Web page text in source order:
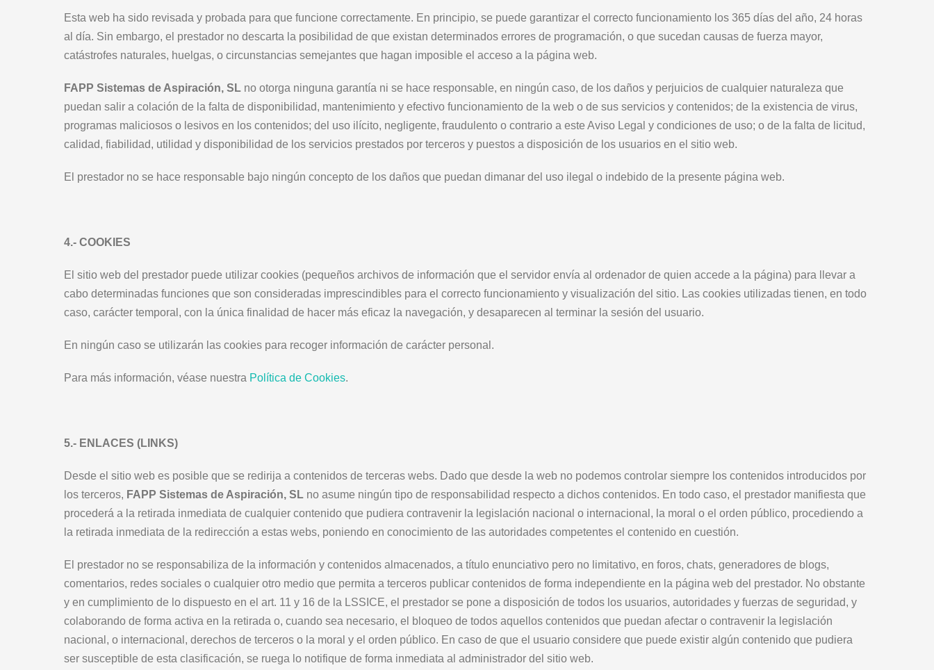
Esta web ha sido revisada y probada para que funcione correctamente. En principio, se puede garantizar el correcto funcionamiento los 365 días del año, 24 horas
al día. Sin embargo, el prestador no descarta la posibilidad de que existan determinados errores de programación, o que sucedan causas de fuerza mayor,
catástrofes naturales, huelgas, o circunstancias semejantes que hagan imposible el acceso a la página web.
FAPP Sistemas de Aspiración, SL no otorga ninguna garantía ni se hace responsable, en ningún caso, de los daños y perjuicios de cualquier naturaleza que
puedan salir a colación de la falta de disponibilidad, mantenimiento y efectivo funcionamiento de la web o de sus servicios y contenidos; de la existencia de virus,
programas maliciosos o lesivos en los contenidos; del uso ilícito, negligente, fraudulento o contrario a este Aviso Legal y condiciones de uso; o de la falta de licitud,
calidad, fiabilidad, utilidad y disponibilidad de los servicios prestados por terceros y puestos a disposición de los usuarios en el sitio web.
El prestador no se hace responsable bajo ningún concepto de los daños que puedan dimanar del uso ilegal o indebido de la presente página web.
4.- COOKIES
El sitio web del prestador puede utilizar cookies (pequeños archivos de información que el servidor envía al ordenador de quien accede a la página) para llevar a
cabo determinadas funciones que son consideradas imprescindibles para el correcto funcionamiento y visualización del sitio. Las cookies utilizadas tienen, en todo
caso, carácter temporal, con la única finalidad de hacer más eficaz la navegación, y desaparecen al terminar la sesión del usuario.
En ningún caso se utilizarán las cookies para recoger información de carácter personal.
Para más información, véase nuestra Política de Cookies.
5.- ENLACES (LINKS)
Desde el sitio web es posible que se redirija a contenidos de terceras webs. Dado que desde la web no podemos controlar siempre los contenidos introducidos por
los terceros, FAPP Sistemas de Aspiración, SL no asume ningún tipo de responsabilidad respecto a dichos contenidos. En todo caso, el prestador manifiesta que
procederá a la retirada inmediata de cualquier contenido que pudiera contravenir la legislación nacional o internacional, la moral o el orden público, procediendo a
la retirada inmediata de la redirección a estas webs, poniendo en conocimiento de las autoridades competentes el contenido en cuestión.
El prestador no se responsabiliza de la información y contenidos almacenados, a título enunciativo pero no limitativo, en foros, chats, generadores de blogs,
comentarios, redes sociales o cualquier otro medio que permita a terceros publicar contenidos de forma independiente en la página web del prestador. No obstante
y en cumplimiento de lo dispuesto en el art. 11 y 16 de la LSSICE, el prestador se pone a disposición de todos los usuarios, autoridades y fuerzas de seguridad, y
colaborando de forma activa en la retirada o, cuando sea necesario, el bloqueo de todos aquellos contenidos que puedan afectar o contravenir la legislación
nacional, o internacional, derechos de terceros o la moral y el orden público. En caso de que el usuario considere que puede existir algún contenido que pudiera
ser susceptible de esta clasificación, se ruega lo notifique de forma inmediata al administrador del sitio web.